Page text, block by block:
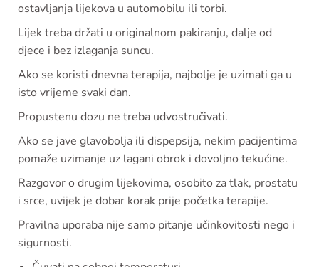
ostavljanja lijekova u automobilu ili torbi.
Lijek treba držati u originalnom pakiranju, dalje od
djece i bez izlaganja suncu.
Ako se koristi dnevna terapija, najbolje je uzimati ga u
isto vrijeme svaki dan.
Propustenu dozu ne treba udvostručivati.
Ako se jave glavobolja ili dispepsija, nekim pacijentima
pomaže uzimanje uz lagani obrok i dovoljno tekućine.
Razgovor o drugim lijekovima, osobito za tlak, prostatu
i srce, uvijek je dobar korak prije početka terapije.
Pravilna uporaba nije samo pitanje učinkovitosti nego i
sigurnosti.